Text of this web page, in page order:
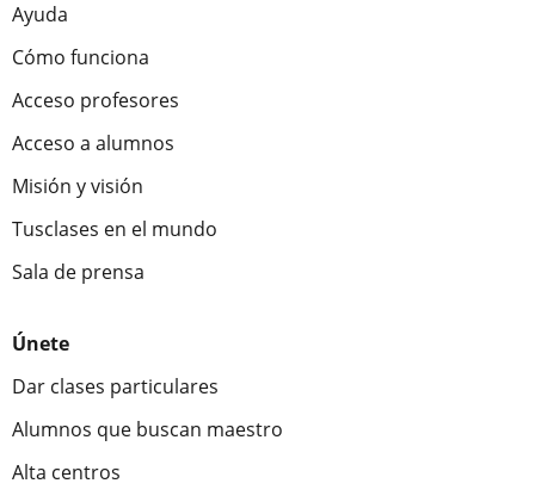
Ayuda
Cómo funciona
Acceso profesores
Acceso a alumnos
Misión y visión
Tusclases en el mundo
Sala de prensa
Únete
Dar clases particulares
Alumnos que buscan maestro
Alta centros